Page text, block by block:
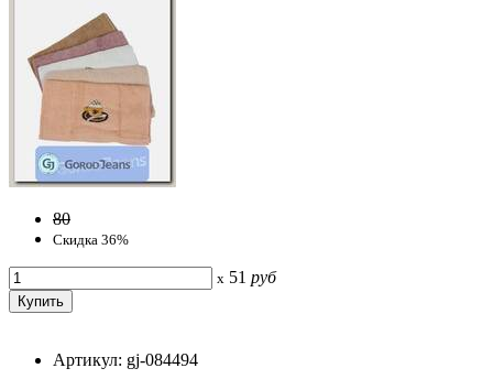
80
Скидка 36%
x 51 руб
Артикул: gj-084494